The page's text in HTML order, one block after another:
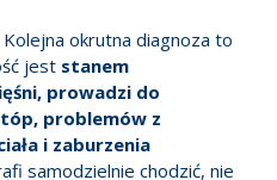
okrutna diagnoza to
jest stanem
prowadzi do
problemów z
i zaburzenia
samodzielnie chodzić, nie